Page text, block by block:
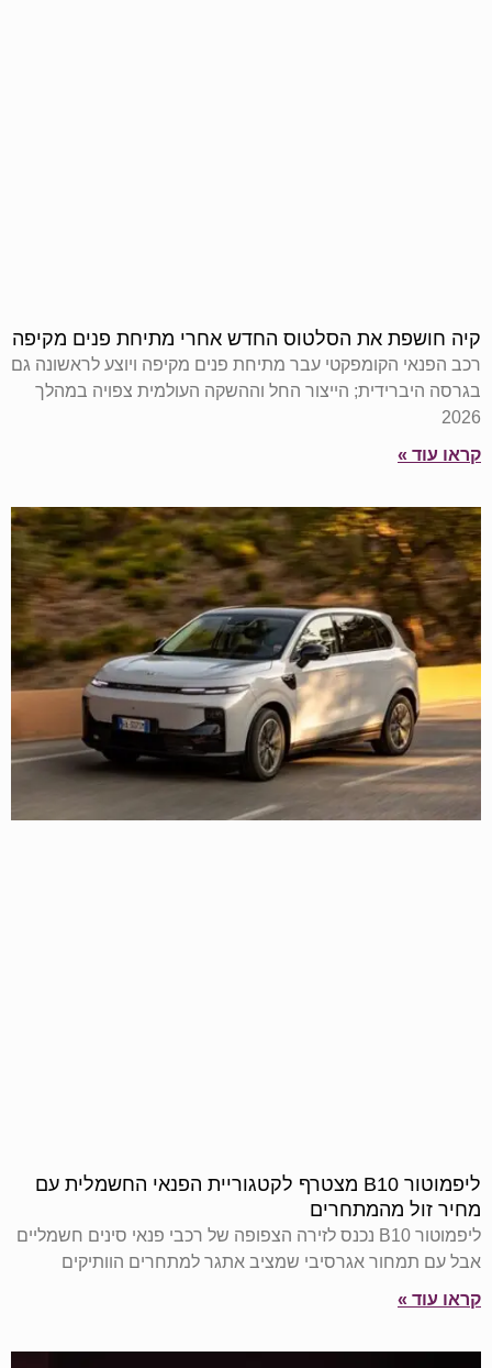
קיה חושפת את הסלטוס החדש אחרי מתיחת פנים מקיפה
רכב הפנאי הקומפקטי עבר מתיחת פנים מקיפה ויוצע לראשונה גם
בגרסה היברידית; הייצור החל וההשקה העולמית צפויה במהלך
2026
קראו עוד »
ליפמוטור B10 מצטרף לקטגוריית הפנאי החשמלית עם
מחיר זול מהמתחרים
ליפמוטור B10 נכנס לזירה הצפופה של רכבי פנאי סינים חשמליים
אבל עם תמחור אגרסיבי שמציב אתגר למתחרים הוותיקים
קראו עוד »